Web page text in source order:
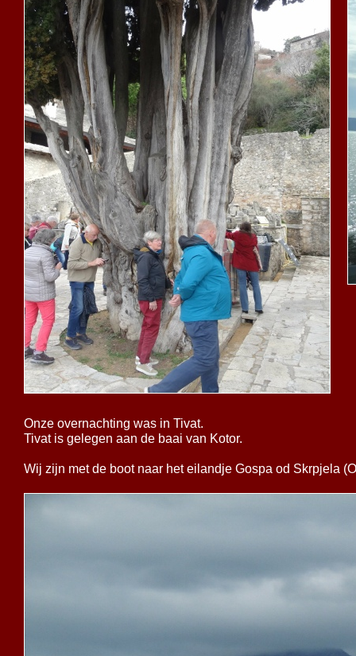
Onze overnachting was in Tivat.
Tivat is gelegen aan de baai van Kotor.
Wij zijn met de boot naar het eilandje Gospa od Skrpjela